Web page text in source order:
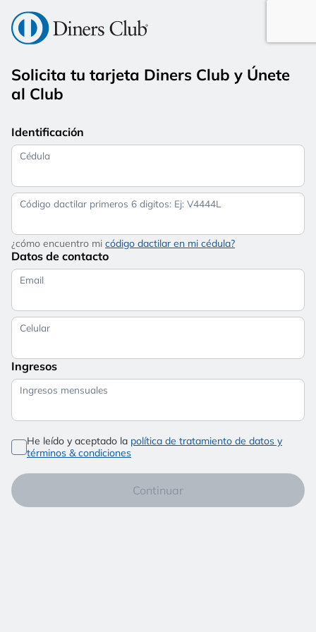
Solicita tu tarjeta Diners Club y Únete
al Club
Identificación
Cédula
Código dactilar primeros 6 digitos: Ej: V4444L
¿cómo encuentro mi código dactilar en mi cédula?
Datos de contacto
Email
Celular
Ingresos
Ingresos mensuales
He leído y aceptado la política de tratamiento de datos y
términos & condiciones
Continuar